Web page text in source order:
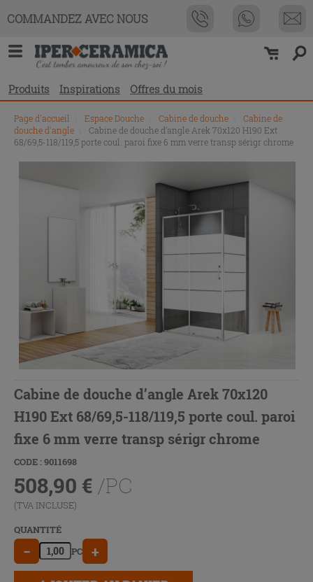
COMMANDEZ AVEC NOUS
Produits Inspirations Offres du mois
Page d'accueil Espace Douche Cabine de douche
Cabine de
douche d'angle
Cabine de douche d’angle Arek 70x120 H190 Ext
68/69,5-118/119,5 porte coul. paroi fixe 6 mm verre transp sérigr chrome
Cabine de douche d’angle Arek 70x120
H190 Ext 68/69,5-118/119,5 porte coul. paroi
fixe 6 mm verre transp sérigr chrome
CODE : 9011698
508,90 € /PC
(TVA INCLUSE)
QUANTITÉ
− PC +